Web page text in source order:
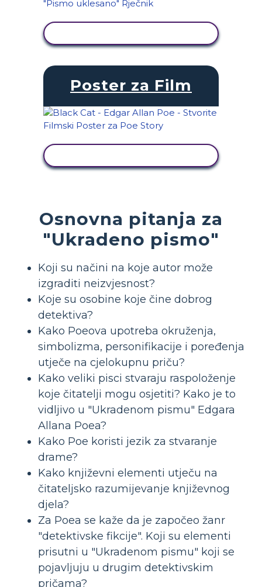
Poster za Film
Osnovna pitanja za
"Ukradeno pismo"
Koji su načini na koje autor može
izgraditi neizvjesnost?
Koje su osobine koje čine dobrog
detektiva?
Kako Poeova upotreba okruženja,
simbolizma, personifikacije i poređenja
utječe na cjelokupnu priču?
Kako veliki pisci stvaraju raspoloženje
koje čitatelji mogu osjetiti? Kako je to
vidljivo u "Ukradenom pismu" Edgara
Allana Poea?
Kako Poe koristi jezik za stvaranje
drame?
Kako književni elementi utječu na
čitateljsko razumijevanje književnog
djela?
Za Poea se kaže da je započeo žanr
"detektivske fikcije". Koji su elementi
prisutni u "Ukradenom pismu" koji se
pojavljuju u drugim detektivskim
pričama?